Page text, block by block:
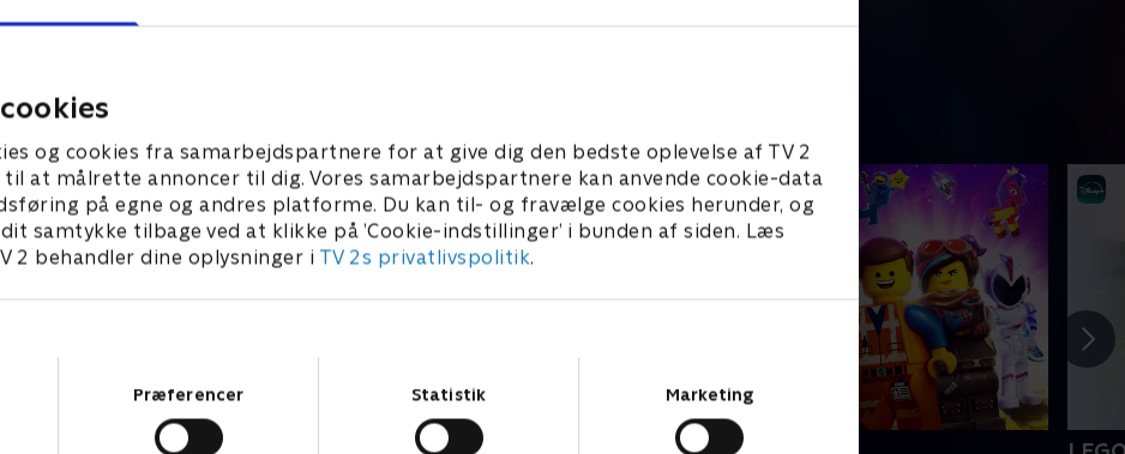
og cookies fra samarbejdspartnere for at give dig den bedste oplevelse af TV 2
til at målrette annoncer til dig. Vores samarbejdspartnere kan anvende cookie-data
på egne og andres platforme. Du kan til- og fravælge cookies herunder, og
samtykke tilbage ved at klikke på ’Cookie-indstillinger’ i bunden af siden. Læs
2 behandler dine oplysninger i TV 2s privatlivspolitik.
Præferencer Statistik Marketing